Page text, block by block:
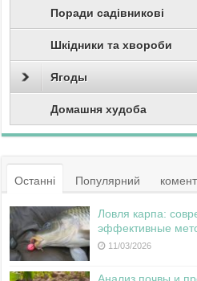
Поради садівникові
Шкідники та хвороби
Ягоды
Домашня худоба
Останні Популярний
Ловля карпа:
эффективные
11/03/2026